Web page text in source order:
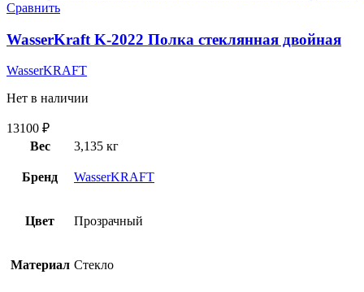
Сравнить
WasserKraft K-2022 Полка стеклянная двойная
WasserKRAFT
Нет в наличии
13100 ₽
Вес
3,135 кг
Бренд WasserKRAFT
Цвет Прозрачный
Материал Стекло